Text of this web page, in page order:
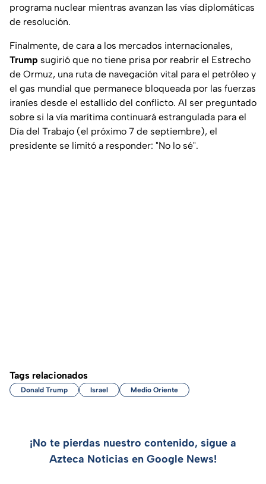
programa nuclear mientras avanzan las vías diplomáticas
de resolución.
Finalmente, de cara a los mercados internacionales,
Trump sugirió que no tiene prisa por reabrir el Estrecho
de Ormuz, una ruta de navegación vital para el petróleo y
el gas mundial que permanece bloqueada por las fuerzas
iraníes desde el estallido del conflicto. Al ser preguntado
sobre si la vía marítima continuará estrangulada para el
Día del Trabajo (el próximo 7 de septiembre), el
presidente se limitó a responder: "No lo sé".
Tags relacionados
Donald Trump Israel Medio Oriente
¡No te pierdas nuestro contenido, sigue a
Azteca Noticias en Google News!